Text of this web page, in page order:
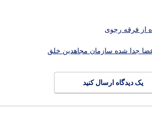
از فرقه رجوی
جدا شده سازمان مجاهدین خلق
یک دیدگاه ارسال کنید